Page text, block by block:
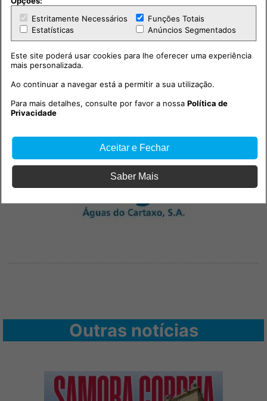
Outras notícias
Estritamente Necessários
Funções Totais
Estatísticas
Anúncios Segmentados
Este site poderá usar cookies para lhe oferecer uma experiência
mais personalizada.
Ao continuar a navegar está a permitir a sua utilização.
Para mais detalhes, consulte por favor a nossaPolítica de
Privacidade
Aceitar e Fechar
Saber Mais